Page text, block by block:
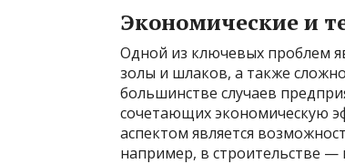
Экономические и
Одной из ключевых проблем
золы и шлаков, а также
большинстве случаев
сочетающих экономическую
аспектом является
например, в строительстве —